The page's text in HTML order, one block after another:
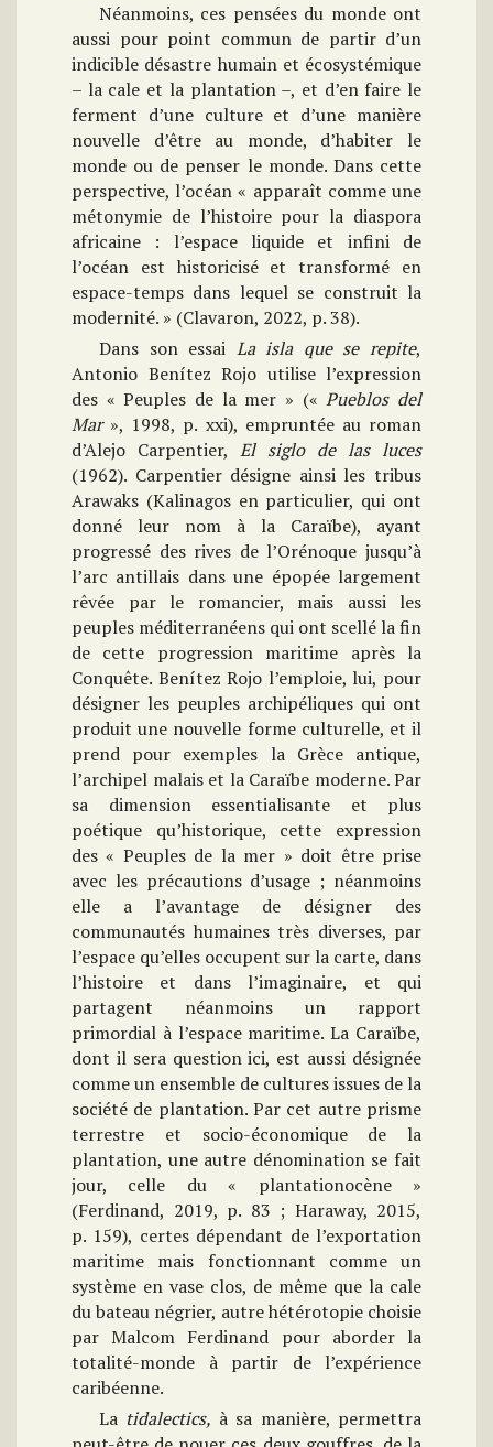
Néanmoins, ces pensées du monde ont
aussi pour point commun de partir d’un
indicible désastre humain et écosystémique
– la cale et la plantation –, et d’en faire le
ferment d’une culture et d’une manière
nouvelle d’être au monde, d’habiter le
monde ou de penser le monde. Dans cette
perspective, l’océan « apparaît comme une
métonymie de l’histoire pour la diaspora
africaine : l’espace liquide et infini de
l’océan est historicisé et transformé en
espace-temps dans lequel se construit la
modernité. » (Clavaron, 2022, p. 38).
Dans son essai La isla que se repite,
Antonio Benítez Rojo utilise l’expression
des « Peuples de la mer » («Pueblos del
Mar », 1998, p. xxi), empruntée au roman
d’Alejo Carpentier, El siglo de las luces
(1962). Carpentier désigne ainsi les tribus
Arawaks (Kalinagos en particulier, qui ont
donné leur nom à la Caraïbe), ayant
progressé des rives de l’Orénoque jusqu’à
l’arc antillais dans une épopée largement
rêvée par le romancier, mais aussi les
peuples méditerranéens qui ont scellé la fin
de cette progression maritime après la
Conquête. Benítez Rojo l’emploie, lui, pour
désigner les peuples archipéliques qui ont
produit une nouvelle forme culturelle, et il
prend pour exemples la Grèce antique,
l’archipel malais et la Caraïbe moderne. Par
sa dimension essentialisante et plus
poétique qu’historique, cette expression
des « Peuples de la mer » doit être prise
avec les précautions d’usage ; néanmoins
elle a l’avantage de désigner des
communautés humaines très diverses, par
l’espace qu’elles occupent sur la carte, dans
l’histoire et dans l’imaginaire, et qui
partagent néanmoins un rapport
primordial à l’espace maritime. La Caraïbe,
dont il sera question ici, est aussi désignée
comme un ensemble de cultures issues de la
société de plantation. Par cet autre prisme
terrestre et socio-économique de la
plantation, une autre dénomination se fait
jour, celle du « plantationocène »
(Ferdinand, 2019, p. 83 ; Haraway, 2015,
p. 159), certes dépendant de l’exportation
maritime mais fonctionnant comme un
système en vase clos, de même que la cale
du bateau négrier, autre hétérotopie choisie
par Malcom Ferdinand pour aborder la
totalité-monde à partir de l’expérience
caribéenne.
La tidalectics, à sa manière, permettra